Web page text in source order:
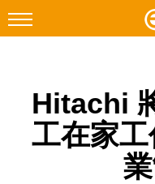
Facebook
Hitachi
工在家